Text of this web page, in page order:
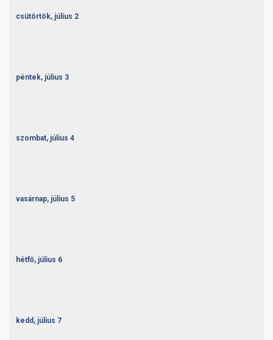
csütörtök, július 2
péntek, július 3
szombat, július 4
vasárnap, július 5
hétfő, július 6
kedd, július 7